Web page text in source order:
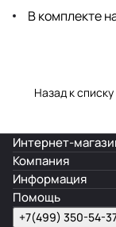
В комплекте
Назад к списку
Интернет-
Компания
Информация
Помощь
+7(499) 350-54-